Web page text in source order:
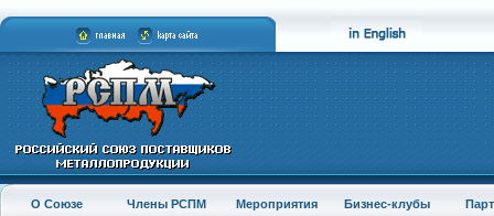
О Союзе Члены РСПМ Мероприятия Бизнес-клубы